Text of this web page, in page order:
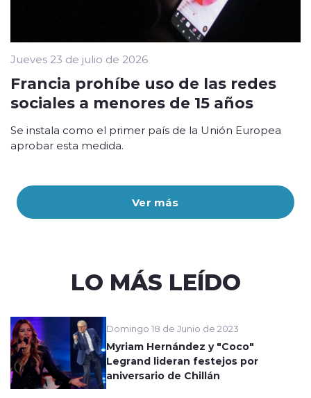
Ver más
Jueves 23 de julio de 2026
Francia prohíbe uso de las redes
sociales a menores de 15 años
Se instala como el primer país de la Unión Europea
aprobar esta medida.
LO MÁS LEÍDO
Domingo 18 de Junio de 2023
Myriam Hernández y "Coco"
Legrand lideran festejos por
aniversario de Chillán